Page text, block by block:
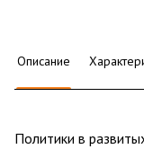
Описание
Политики в